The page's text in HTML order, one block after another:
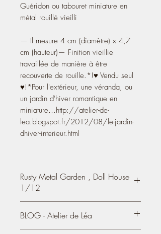
Guéridon ou tabouret miniature en
métal rouillé vieilli
— Il mesure 4 cm (diamètre) x 4,7
cm (hauteur)— Finition vieillie
travaillée de manière à être
recouverte de rouille.*!♥ Vendu seul
♥!*Pour l'extérieur, une véranda, ou
un jardin d'hiver romantique en
miniature…http://atelier-de-
lea.blogspot.fr/2012/08/le-jardin-
dhiver-interieur.html
Rusty Metal Garden , Doll House
1/12
coffee table, Doll House 1/12
- It measures 4 cm (diameter) 1.57'' x
BLOG - Atelier de Léa